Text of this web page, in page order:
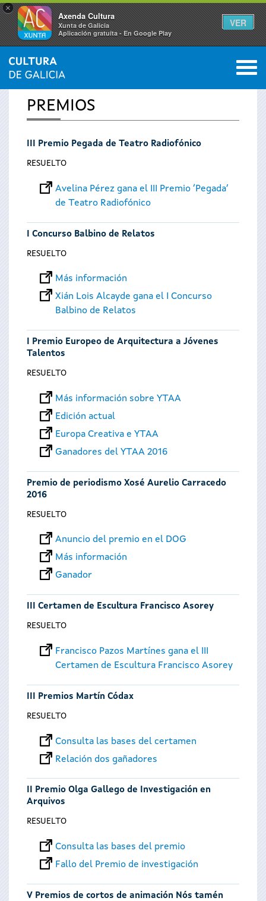
×
Axenda Cultura
Xunta de Galicia
Aplicación gratuíta - En Google Play
VER
Se
encuentra
usted
INICIO 0
PREMIOS
III Premio Pegada de Teatro Radiofónico
RESUELTO
Avelina Pérez gana el III Premio ‘Pegada’
de Teatro Radiofónico
I Concurso Balbino de Relatos
RESUELTO
Más información
Xián Lois Alcayde gana el I Concurso
Balbino de Relatos
I Premio Europeo de Arquitectura a Jóvenes
Talentos
RESUELTO
Más información sobre YTAA
Edición actual
Europa Creativa e YTAA
Ganadores del YTAA 2016
Premio de periodismo Xosé Aurelio Carracedo
2016
RESUELTO
Anuncio del premio en el DOG
Más información
Ganador
III Certamen de Escultura Francisco Asorey
RESUELTO
Francisco Pazos Martínes gana el III
Certamen de Escultura Francisco Asorey
III Premios Martín Códax
RESUELTO
Consulta las bases del certamen
Relación dos gañadores
II Premio Olga Gallego de Investigación en
Arquivos
RESUELTO
Consulta las bases del premio
Fallo del Premio de investigación
V Premios de cortos de animación Nós tamén